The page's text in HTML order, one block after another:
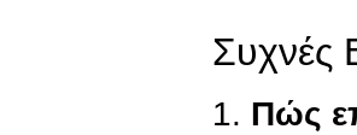
Συχνές
1. Πώς